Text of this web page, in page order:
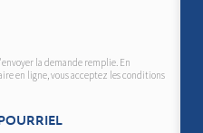
la demande remplie. En
en ligne, vous acceptez les conditions